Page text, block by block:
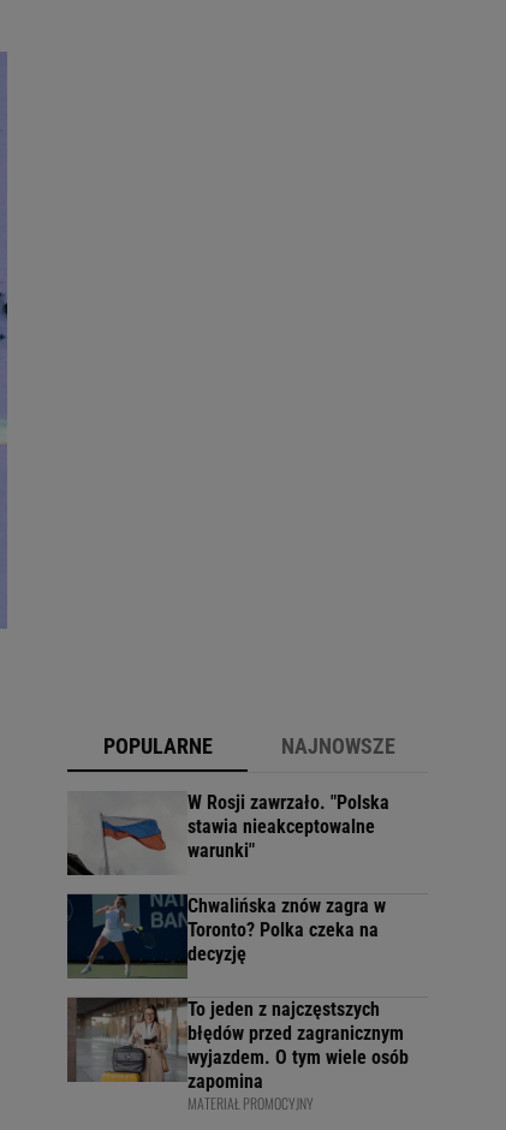
POPULARNE NAJNOWSZE
W Rosji zawrzało. "Polska
stawia nieakceptowalne
warunki"
Chwalińska znów zagra w
Toronto? Polka czeka na
decyzję
To jeden z najczęstszych
błędów przed zagranicznym
wyjazdem. O tym wiele osób
zapomina
MATERIAŁ PROMOCYJNY